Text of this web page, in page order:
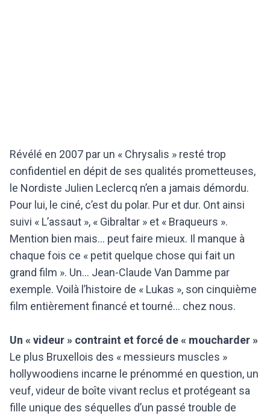
Révélé en 2007 par un « Chrysalis » resté trop
confidentiel en dépit de ses qualités prometteuses,
le Nordiste Julien Leclercq n’en a jamais démordu.
Pour lui, le ciné, c’est du polar. Pur et dur. Ont ainsi
suivi « L’assaut », « Gibraltar » et « Braqueurs ».
Mention bien mais… peut faire mieux. Il manque à
chaque fois ce « petit quelque chose qui fait un
grand film ». Un… Jean-Claude Van Damme par
exemple. Voilà l’histoire de « Lukas », son cinquième
film entièrement financé et tourné… chez nous.
Un « videur » contraint et forcé de « moucharder »
Le plus Bruxellois des « messieurs muscles »
hollywoodiens incarne le prénommé en question, un
veuf, videur de boîte vivant reclus et protégeant sa
fille unique des séquelles d’un passé trouble de